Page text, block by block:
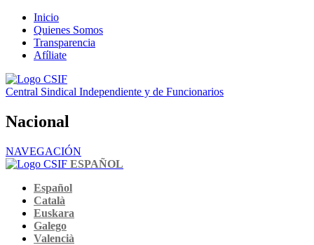
Inicio
Quienes Somos
Transparencia
Afíliate
Central Sindical Independiente y de Funcionarios
Nacional
NAVEGACIÓN
ESPAÑOL
Español
Català
Euskara
Galego
Valencià